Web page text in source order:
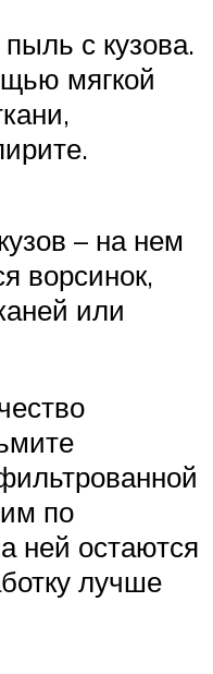
с кузова.
мягкой
– на нем
ворсинок,
или
по
ней остаются
лучше